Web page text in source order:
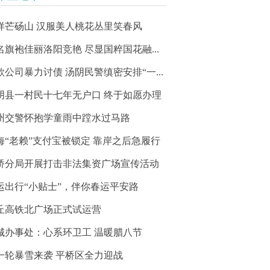
芒砀山 汉服美人桃花丛里笑春风
旗袍佳丽洛阳竞艳 尽显国粹国花融...
公司暴力讨债 汤阴民警缜密安排“一...
县一村民十七年无户口 终于如愿办理
交警怀抱学童雨中蹚水过马路
“老赖”支付宝被锁定 靠岸之后急履行
分局开展打击非法集资广场宣传活动
出行“小贴士”，伴你春运平安路
高铁北广场正式试运营
办事处：心系环卫工 温暖腊八节
轮暴雪来袭 平桥区全力迎战